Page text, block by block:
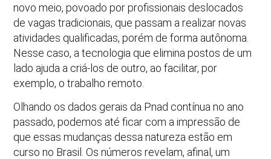
novo meio, povoado por profissionais deslocados
de vagas tradicionais, que passam a realizar novas
atividades qualificadas, porém de forma autônoma.
Nesse caso, a tecnologia que elimina postos de um
lado ajuda a criá-los de outro, ao facilitar, por
exemplo, o trabalho remoto.
Olhando os dados gerais da Pnad contínua no ano
passado, podemos até ficar com a impressão de
que essas mudanças dessa natureza estão em
curso no Brasil. Os números revelam, afinal, um